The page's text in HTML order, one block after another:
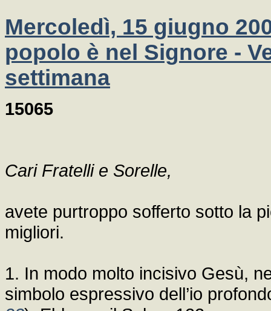
Mercoledì, 15 giugno
popolo è nel Signore -
settimana
15065
Cari Fratelli e Sorelle,
avete purtroppo sofferto sotto la
migliori.
1. In modo molto incisivo Gesù,
simbolo espressivo dell’io